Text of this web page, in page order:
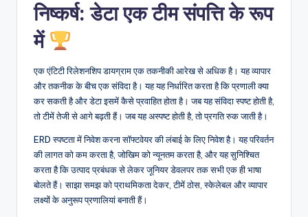
निष्कर्ष: डेटा एक टीम संपत्ति के रूप
में
एक एंटिटी रिलेशनशिप डायग्राम एक तकनीकी आरेख से अधिक है। यह व्यापार
और तकनीक के बीच एक संविदा है। यह यह निर्धारित करता है कि प्रणाली क्या
कर सकती है और डेटा इसमें कैसे प्रवाहित होता है। जब यह संविदा स्पष्ट होती है,
तो टीमें तेजी से आगे बढ़ती हैं। जब यह अस्पष्ट होती है, तो प्रगति रुक जाती है।
ERD स्पष्टता में निवेश करना सॉफ्टवेयर की लंबाई के लिए निवेश है। यह परिवर्तन
की लागत को कम करता है, जोखिम को न्यूनतम करता है, और यह सुनिश्चित
करता है कि उत्पाद प्रबंधक से लेकर जूनियर डेवलपर तक सभी एक ही भाषा
बोलते हैं। साझा समझ को प्राथमिकता देकर, टीमें ठोस, स्केलेबल और व्यापार
लक्ष्यों के अनुरूप प्रणालियां बनाती हैं।